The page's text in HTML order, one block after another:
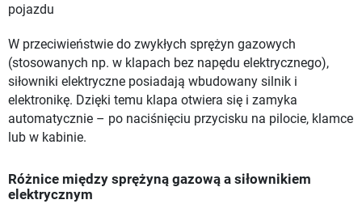
pojazdu
W przeciwieństwie do zwykłych sprężyn gazowych
(stosowanych np. w klapach bez napędu elektrycznego),
siłowniki elektryczne posiadają wbudowany silnik i
elektronikę. Dzięki temu klapa otwiera się i zamyka
automatycznie – po naciśnięciu przycisku na pilocie, klamce
lub w kabinie.
Różnice między sprężyną gazową a siłownikiem
elektrycznym